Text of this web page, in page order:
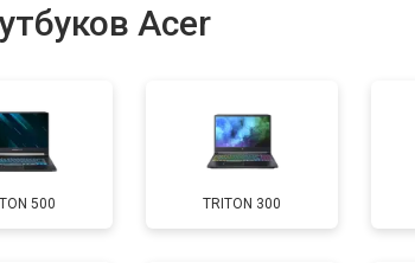
SSD
Acer
500 TRITON 300